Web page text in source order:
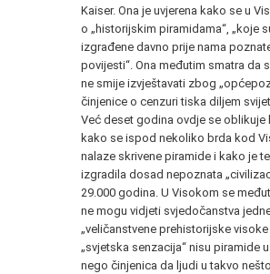
Kaiser. Ona je uvjerena kako se u
o „historijskim piramidama“, „koje
izgrađene davno prije nama
povijesti“. Ona međutim smatra da
ne smije izvještavati zbog
činjenice o cenzuri tiska diljem
Već deset godina ovdje se oblikuje
kako se ispod nekoliko brda kod
nalaze skrivene piramide i kako je
izgradila dosad nepoznata
29.000 godina. U Visokom se
ne mogu vidjeti svjedočanstva
„veličanstvene prehistorijske visoke
„svjetska senzacija“ nisu piramide
nego činjenica da ljudi u takvo